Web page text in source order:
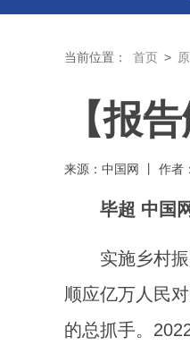
当前位置： 首页 >
【报
来源：中国网 丨 作者
毕超 中国
实施乡村
顺应亿万人民
的总抓手。